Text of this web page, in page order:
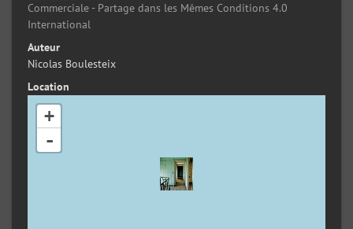
Commerciale - Partage dans les Mêmes Conditions 4.0
International
Auteur
Nicolas Boulesteix
Location
+
-